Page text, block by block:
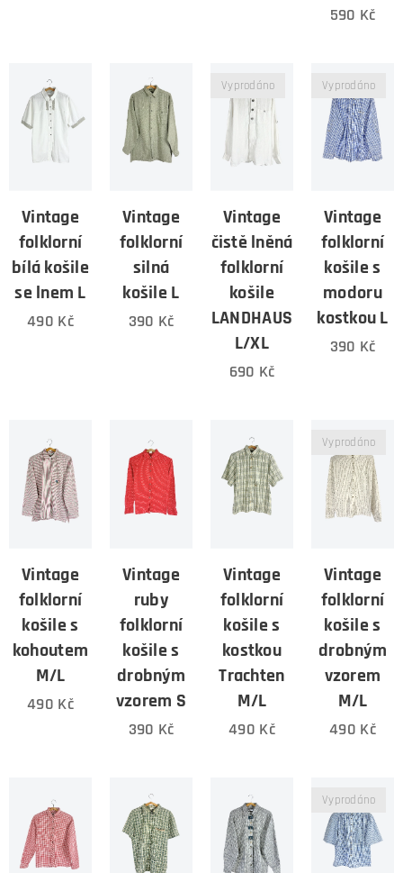
590 Kč
Vintage
folklorní
bílá košile
se lnem L
490 Kč
Vintage
folklorní
silná
košile L
390 Kč
Vintage
čistě lněná
folklorní
košile
LANDHAUS
L/XL
Vyprodáno
690 Kč
Vintage
folklorní
košile s
modoru
kostkou L
Vyprodáno
390 Kč
Vintage
folklorní
košile s
kohoutem
M/L
490 Kč
Vintage
ruby
folklorní
košile s
drobným
vzorem S
390 Kč
Vintage
folklorní
košile s
kostkou
Trachten
M/L
490 Kč
Vintage
folklorní
košile s
drobným
vzorem
M/L
Vyprodáno
490 Kč
Vyprodáno